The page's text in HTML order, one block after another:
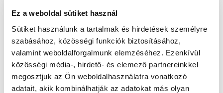
Ez a weboldal sütiket használ
Sütiket használunk a tartalmak és hirdetések személyre
szabásához, közösségi funkciók biztosításához,
valamint weboldalforgalmunk elemzéséhez. Ezenkívül
közösségi média-, hirdető- és elemező partnereinkkel
megosztjuk az Ön weboldalhasználatra vonatkozó
adatait, akik kombinálhatják az adatokat más olyan
lelkiismeretes, remek szervező, a közösségi élet
segítőkész. Munkáját becsülettel végzi, a rábízott
feladatokat mindig határidőre megoldja.
Vas Balázs 2001 óta segíti intézményünk informatikai
működését, feladatait az évek során mindig
megbízhatóan és jól végezte, rugalmasan alkalmazkodik